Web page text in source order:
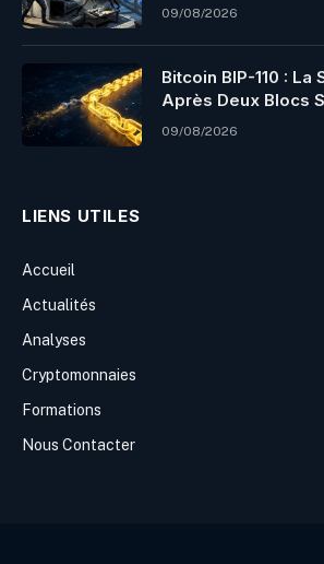
09/08/2026
Bitcoin BIP-110 :
Après Deux Blocs
09/08/2026
LIENS UTILES
Accueil
Actualités
Analyses
Cryptomonnaies
Formations
Nous Contacter